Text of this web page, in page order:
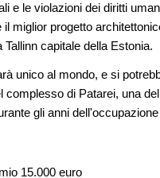
e le violazioni dei diritti
il miglior progetto
Tallinn capitale della Estonia.
unico al mondo, e si
complesso di Patarei, una
gli anni
15.000 euro
appuntamenti
Venezia
L'Agenzia del
accordi
di architettura